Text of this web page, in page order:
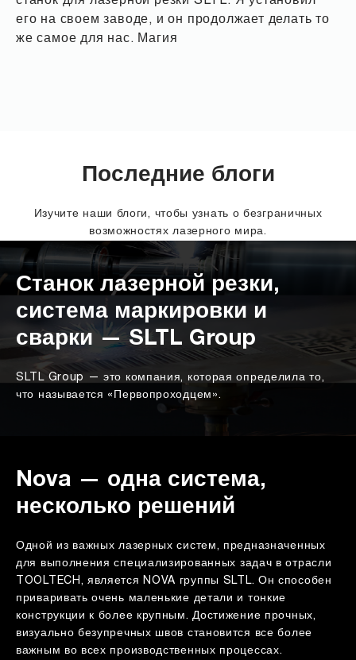
его на своем заводе, и он продолжает делать то
же самое для нас. Магия
Последние блоги
Изучите наши блоги, чтобы узнать о безграничных
возможностях лазерного мира.
Станок лазерной резки,
система маркировки и
сварки — SLTL Group
SLTL Group — это компания, которая определила то,
что называется «Первопроходцем».
Nova — одна система,
несколько решений
Одной из важных лазерных систем, предназначенных
для выполнения специализированных задач в отрасли
TOOLTECH, является NOVA группы SLTL. Он способен
приваривать очень маленькие детали и тонкие
конструкции к более крупным. Достижение прочных,
визуально безупречных швов становится все более
важным во всех производственных процессах.